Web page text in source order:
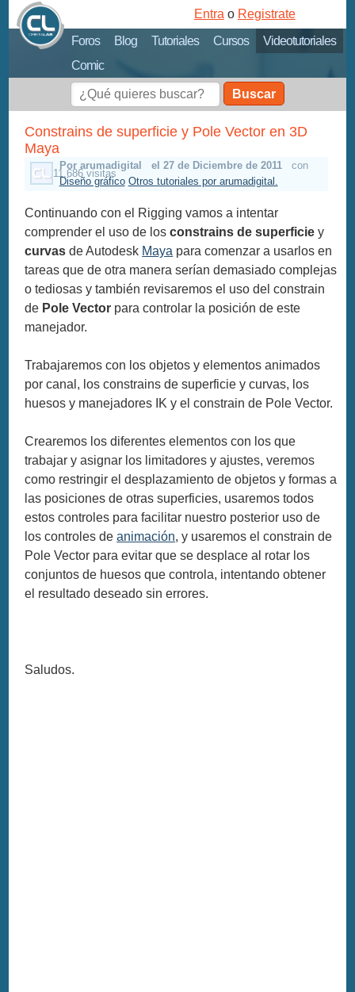
Foros Blog Tutoriales Cursos
Videotutoriales
Comic
Entra o Registrate
Buscar
Constrains de superficie y Pole Vector en 3D
Maya
Por arumadigital el 27 de Diciembre de 2011 con
11,686 visitas
Diseño gráfico Otros tutoriales por arumadigital.
Continuando con el Rigging vamos a intentar
comprender el uso de losconstrains de superficie y
curvasde Autodesk Maya para comenzar a usarlos en
tareas que de otra manera serían demasiado complejas
o tediosas y también revisaremos el uso del constrain
de Pole Vector para controlar la posición de este
manejador.
Trabajaremos con los objetos y elementos animados
por canal, los constrains de superficie y curvas, los
huesos y manejadores IK y el constrain de Pole Vector.
Crearemos los diferentes elementos con los que
trabajar y asignar los limitadores y ajustes, veremos
como restringir el desplazamiento de objetos y formas a
las posiciones de otras superficies, usaremos todos
estos controles para facilitar nuestro posterior uso de
los controles deanimación, y usaremos el constrain de
Pole Vector para evitar que se desplace al rotar los
conjuntos de huesos que controla, intentando obtener
el resultado deseado sin errores.
Saludos.